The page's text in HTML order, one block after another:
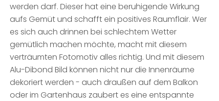
werden darf. Dieser hat eine beruhigende Wirkung
aufs Gemüt und schafft ein positives Raumflair. Wer
es sich auch drinnen bei schlechtem Wetter
gemütlich machen möchte, macht mit diesem
verträumten Fotomotiv alles richtig. Und mit diesem
Alu-Dibond Bild können nicht nur die Innenräume
dekoriert werden - auch draußen auf dem Balkon
oder im Gartenhaus zaubert es eine entspannte